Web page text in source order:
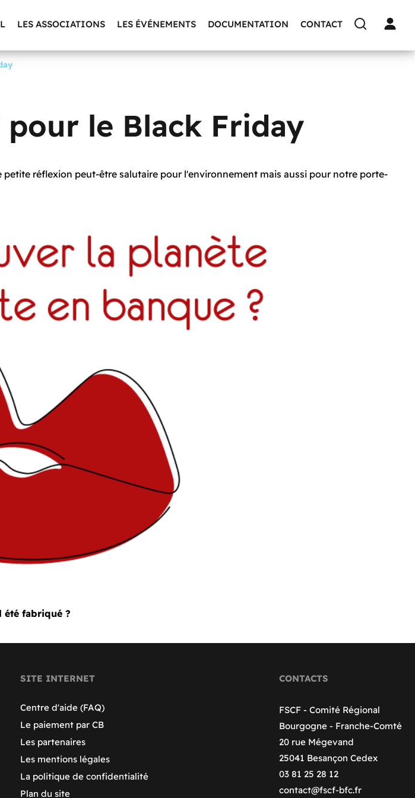
LES ASSOCIATIONS LES ÉVÉNEMENTS DOCUMENTATION CONTACT
le Black Friday
réflexion peut-être salutaire pour l'environnement mais aussi pour notre porte-
été fabriqué ?
SITE INTERNET
Centre d'aide (FAQ)
Le paiement par CB
Les partenaires
Les mentions légales
La politique de confidentialité
Plan du site
CONTACTS
FSCF - Comité Régional
Bourgogne - Franche-Comté
20 rue Mégevand
25041 Besançon Cedex
03 81 25 28 12
contact@fscf-bfc.fr